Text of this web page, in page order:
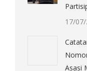
17/
Asasi